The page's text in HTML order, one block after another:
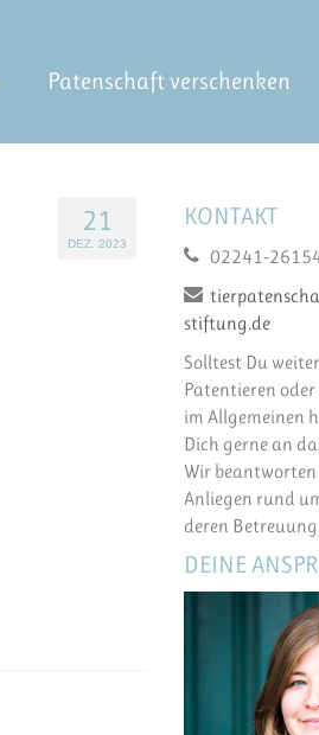
Patenschaft verschenken
21
DEZ. 2023
KONTAKT
02241-
stiftung.de
Solltest Du
Patentieren
im Allgemeinen
Dich gerne an
Wir
Anliegen rund
deren
DEINE